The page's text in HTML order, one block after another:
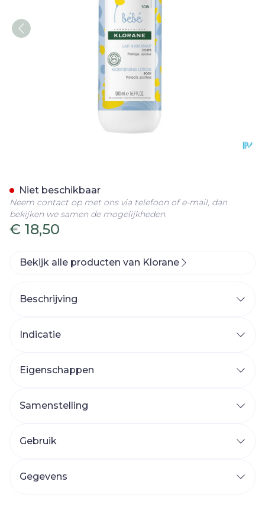
€ 18,50
Niet beschikbaar
Neem contact op met ons via telefoon of e-mail, dan
bekijken we samen de mogelijkheden.
Bekijk alle producten van Klorane
Beschrijving
Indicatie
Eigenschappen
Samenstelling
Gebruik
Gegevens